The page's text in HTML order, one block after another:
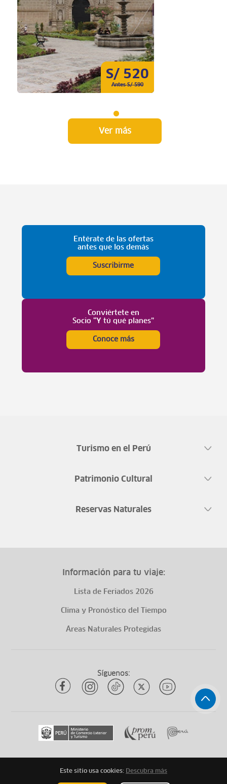
S/ 520
Antes S/ 590
Ver más
Entérate de las ofertas
antes que los demás
Suscribirme
Conviértete en
Socio “Y tú qué planes”
Conoce más
Turismo en el Perú
Patrimonio Cultural
Reservas Naturales
Información para tu viaje:
Lista de Feriados 2026
Clima y Pronóstico del Tiempo
Áreas Naturales Protegidas
Síguenos:
Todos los derechos reservadosytuqueplanes 2026
Este sitio usa cookies: Descubra más